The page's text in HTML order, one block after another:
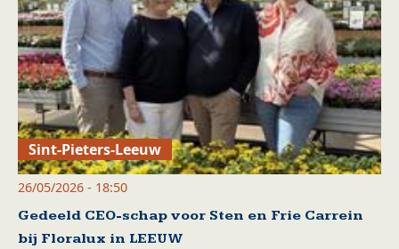
Sint-Pieters-Leeuw
26/05/2026 - 18:50
Gedeeld CEO-schap voor Sten en Frie Carrein
bij Floralux in LEEUW